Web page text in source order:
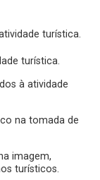
turística.
turística.
à atividade
na tomada de
imagem,
turísticos.